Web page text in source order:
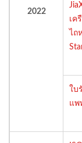
2022
เค
ไถ
ใบ
แพ